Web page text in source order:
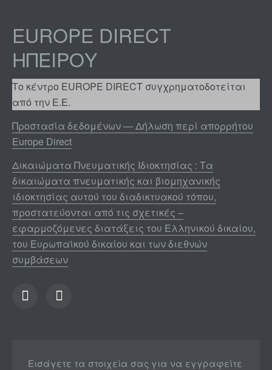
EUROPE DIRECT
ΗΠΕΊΡΟΥ
Το κέντρο EUROPE DIRECT συγχρηματοδοτείται
από την Ε.Ε.
Προστασία δεδομένων — Δήλωση περί απορρήτου
Europe Direct
Δικαιώματα Πνευματικής Ιδιοκτησίας : Τα
δικαιώματα πνευματικής και βιομηχανικής
ιδιοκτησίας αυτού του διαδικτυακού τόπου,
προστατεύονται από τις σχετικές –
εφαρμοζόμενες διατάξεις του Ελληνικού δικαίου,
του Ευρωπαϊκού δικαίου και των διεθνών
συμβάσεων
Εισάγετε τα στοιχεία σας για να εγγραφείτε